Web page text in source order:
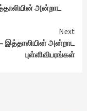
அன்றாட
Next
இத்தாலியின் அன்றாட
புள்ளிவிபரங்கள்